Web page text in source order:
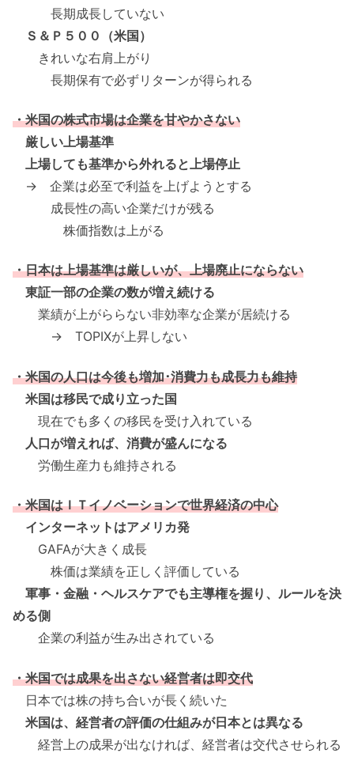
長期成長していない
Ｓ＆Ｐ５００（米国）
きれいな右肩上がり
長期保有で必ずリターンが得られる
・米国の株式市場は企業を甘やかさない
厳しい上場基準
上場しても基準から外れると上場停止
→ 企業は必至で利益を上げようとする
成長性の高い企業だけが残る
株価指数は上がる
・日本は上場基準は厳しいが、上場廃止にならない
東証一部の企業の数が増え続ける
業績が上がららない非効率な企業が居続ける
→ TOPIXが上昇しない
・米国の人口は今後も増加･消費力も成長力も維持
米国は移民で成り立った国
現在でも多くの移民を受け入れている
人口が増えれば、消費が盛んになる
労働生産力も維持される
・米国はＩＴイノベーションで世界経済の中心
インターネットはアメリカ発
GAFAが大きく成長
株価は業績を正しく評価している
軍事・金融・ヘルスケアでも主導権を握り、ルールを決
める側
企業の利益が生み出されている
・米国では成果を出さない経営者は即交代
日本では株の持ち合いが長く続いた
米国は、経営者の評価の仕組みが日本とは異なる
経営上の成果が出なければ、経営者は交代させられる